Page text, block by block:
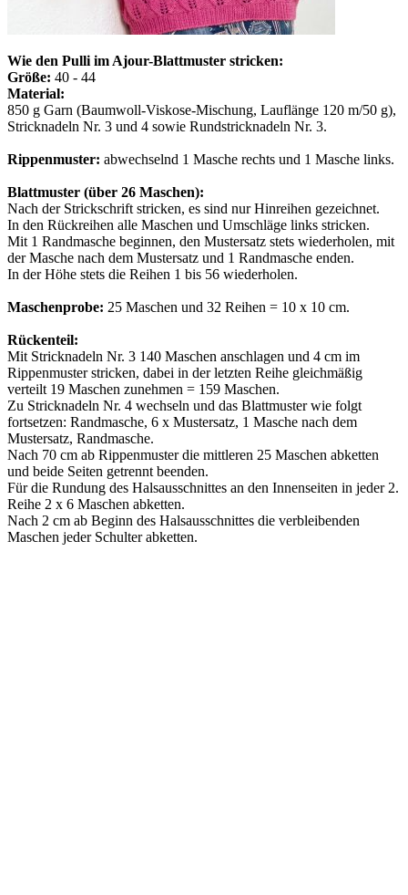
Wie den Pulli im Ajour-Blattmuster stricken:
Größe: 40 - 44
Material:
850 g Garn (Baumwoll-Viskose-Mischung, Lauflänge 120 m/50 g),
Stricknadeln Nr. 3 und 4 sowie Rundstricknadeln Nr. 3.
Rippenmuster: abwechselnd 1 Masche rechts und 1 Masche links.
Blattmuster (über 26 Maschen):
Nach der Strickschrift stricken, es sind nur Hinreihen gezeichnet.
In den Rückreihen alle Maschen und Umschläge links stricken.
Mit 1 Randmasche beginnen, den Mustersatz stets wiederholen, mit
der Masche nach dem Mustersatz und 1 Randmasche enden.
In der Höhe stets die Reihen 1 bis 56 wiederholen.
Maschenprobe: 25 Maschen und 32 Reihen = 10 x 10 cm.
Rückenteil:
Mit Stricknadeln Nr. 3 140 Maschen anschlagen und 4 cm im
Rippenmuster stricken, dabei in der letzten Reihe gleichmäßig
verteilt 19 Maschen zunehmen = 159 Maschen.
Zu Stricknadeln Nr. 4 wechseln und das Blattmuster wie folgt
fortsetzen: Randmasche, 6 x Mustersatz, 1 Masche nach dem
Mustersatz, Randmasche.
Nach 70 cm ab Rippenmuster die mittleren 25 Maschen abketten
und beide Seiten getrennt beenden.
Für die Rundung des Halsausschnittes an den Innenseiten in jeder 2.
Reihe 2 x 6 Maschen abketten.
Nach 2 cm ab Beginn des Halsausschnittes die verbleibenden
Maschen jeder Schulter abketten.